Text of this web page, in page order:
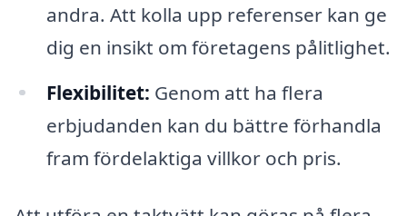
andra. Att kolla upp referenser kan ge
dig en insikt om företagens pålitlighet.
Flexibilitet: Genom att ha flera
erbjudanden kan du bättre förhandla
fram fördelaktiga villkor och pris.